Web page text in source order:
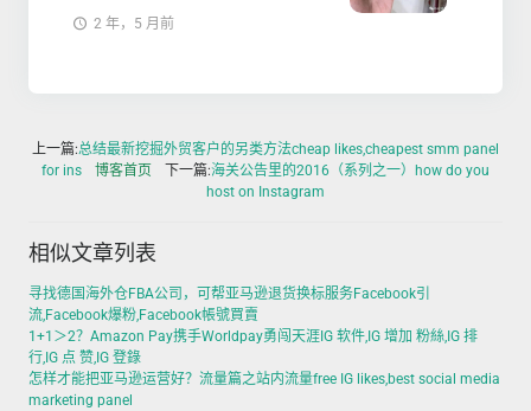
2 年，5 月前
上一篇:总结最新挖掘外贸客户的另类方法cheap likes,cheapest smm panel
for ins
博客首页 下一篇:海关公告里的2016（系列之一）how do you
host on Instagram
相似文章列表
寻找德国海外仓FBA公司，可帮亚马逊退货换标服务Facebook引
流,Facebook爆粉,Facebook帳號買賣
1+1＞2？Amazon Pay携手Worldpay勇闯天涯IG 软件,IG 增加 粉絲,IG 排
行,IG 点 赞,IG 登錄
怎样才能把亚马逊运营好？流量篇之站内流量free IG likes,best social media
marketing panel